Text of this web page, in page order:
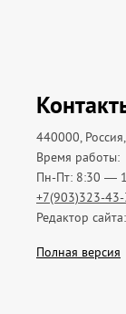
440000,
Время работы:
Пн-Пт: 8:30 —
+7(903)323-
Редактор сайта:
Полная версия